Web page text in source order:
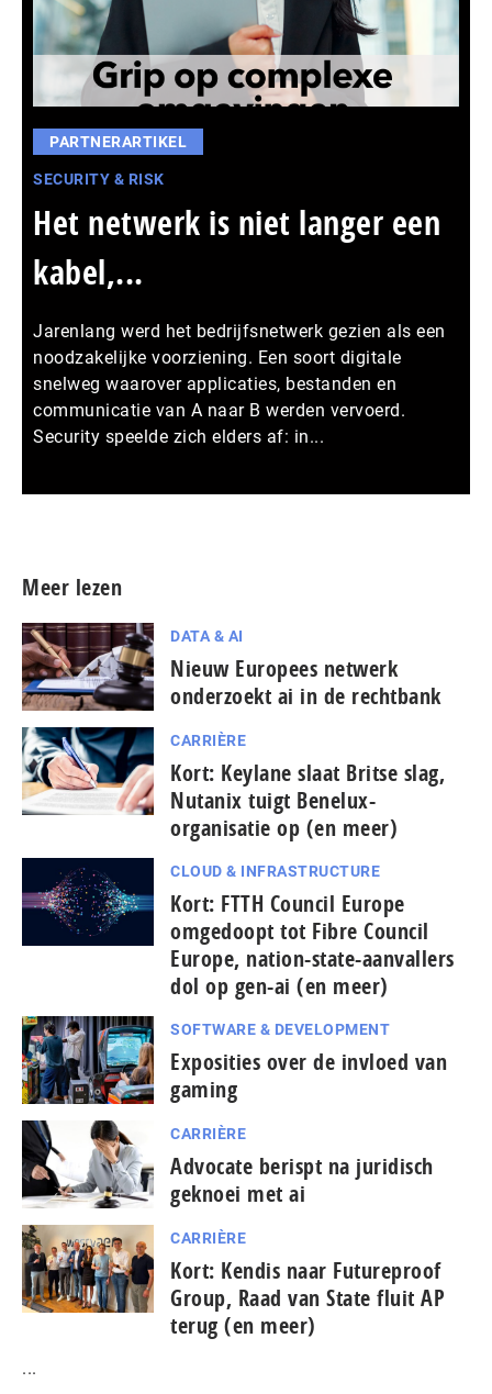
PARTNERARTIKEL
SECURITY & RISK
Het netwerk is niet langer een
kabel,...
Jarenlang werd het bedrijfsnetwerk gezien als een
noodzakelijke voorziening. Een soort digitale
snelweg waarover applicaties, bestanden en
communicatie van A naar B werden vervoerd.
Security speelde zich elders af: in...
Meer lezen
DATA & AI
Nieuw Europees netwerk
onderzoekt ai in de rechtbank
CARRIÈRE
Kort: Keylane slaat Britse slag,
Nutanix tuigt Benelux-
organisatie op (en meer)
CLOUD & INFRASTRUCTURE
Kort: FTTH Council Europe
omgedoopt tot Fibre Council
Europe, nation-state-aanvallers
dol op gen-ai (en meer)
SOFTWARE & DEVELOPMENT
Exposities over de invloed van
gaming
CARRIÈRE
Advocate berispt na juridisch
geknoei met ai
CARRIÈRE
Kort: Kendis naar Futureproof
Group, Raad van State fluit AP
terug (en meer)
...